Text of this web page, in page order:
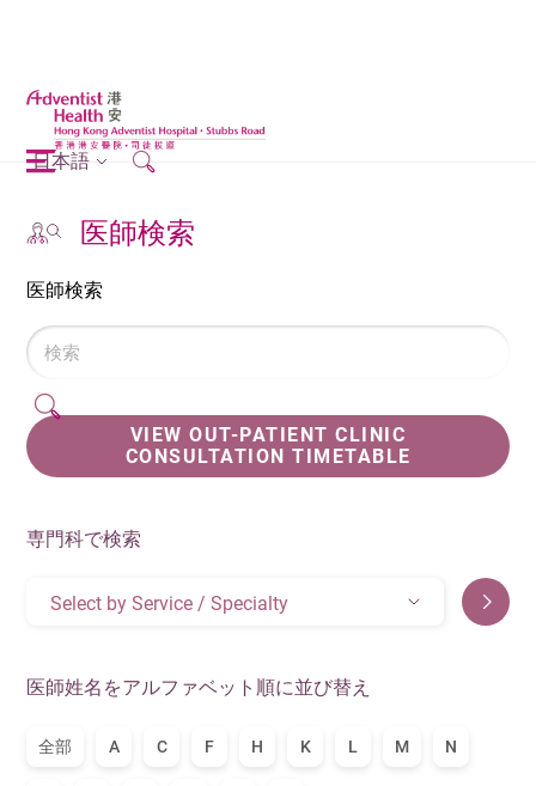
日本語
医師検索
医師検索
VIEW OUT-PATIENT CLINIC
CONSULTATION TIMETABLE
専門科で検索
Select by Service / Specialty
医師姓名をアルファベット順に並び替え
全部 A C F H K L M N